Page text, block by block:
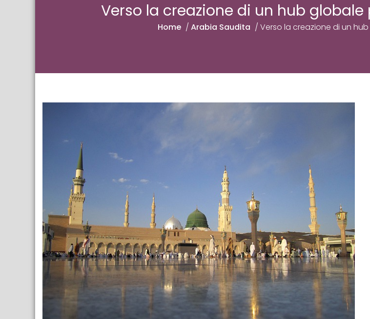
Verso la creazione di un hub globale
Home / Arabia Saudita / Verso la creazione di un